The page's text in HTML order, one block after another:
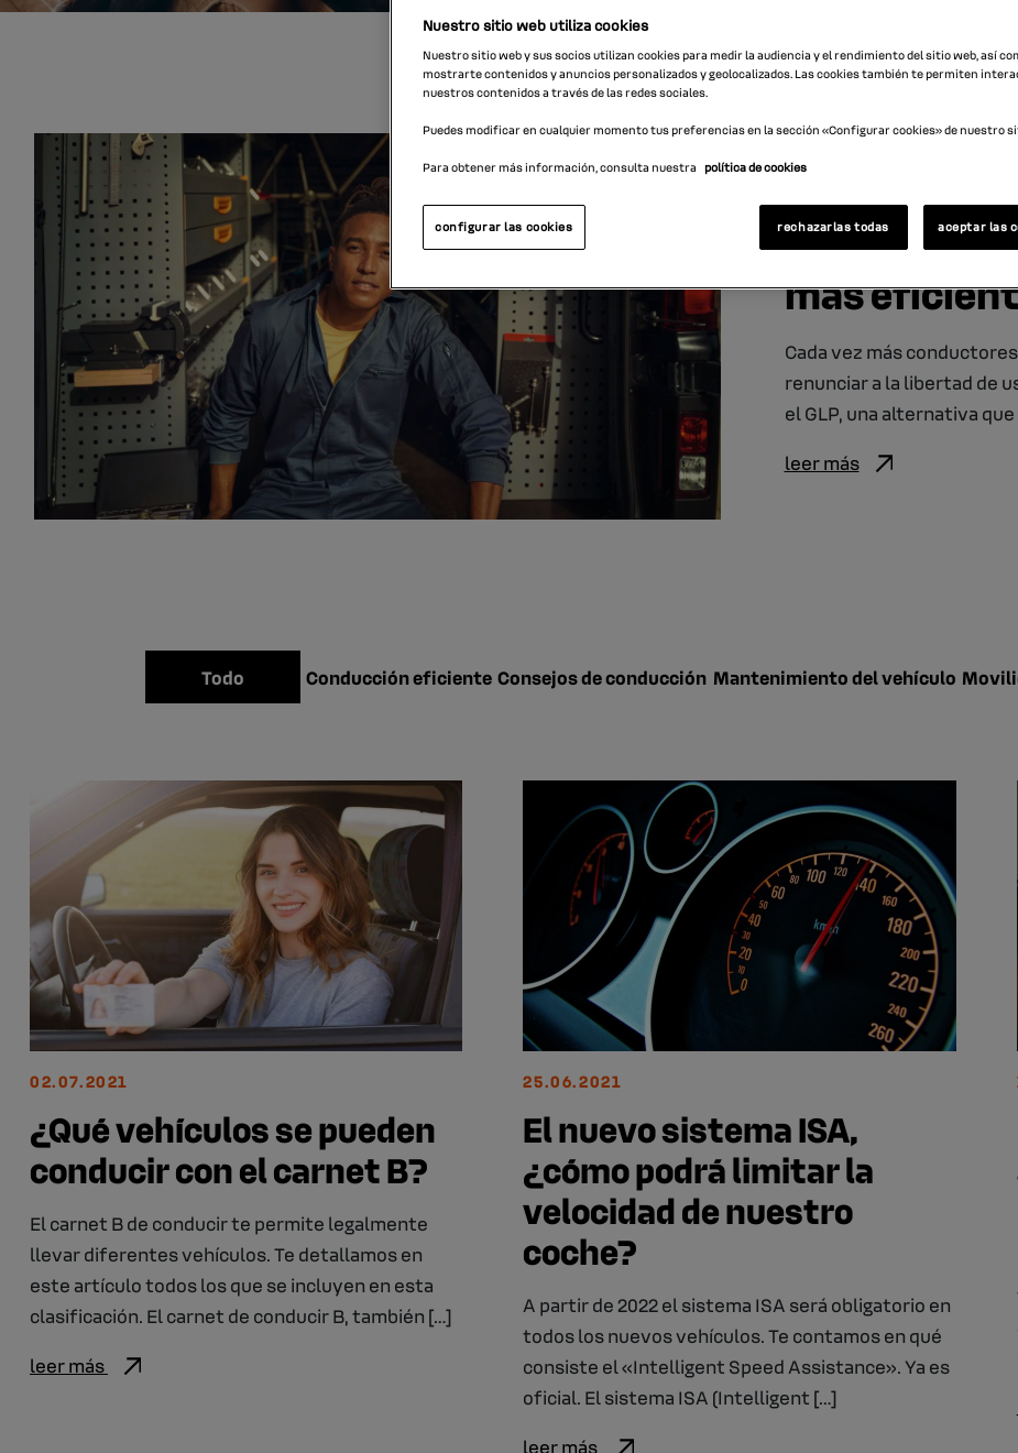
02.07.2021
¿Qué es
sobre el
más
Cada vez más
renunciar a la libertad de
el GLP, una alternativa que
leer más
Todo Conducción eficiente Consejos de conducción Mantenimiento del vehículo
02.07.2021
¿Qué vehículos se pueden
conducir con el carnet B?
El carnet B de conducir te permite legalmente
llevar diferentes vehículos. Te detallamos en
este artículo todos los que se incluyen en esta
clasificación. El carnet de conducir B, también […]
leer más
25.06.2021
El nuevo sistema ISA,
¿cómo podrá limitar la
velocidad de nuestro
coche?
A partir de 2022 el sistema ISA será obligatorio en
todos los nuevos vehículos. Te contamos en qué
consiste el «Intelligent Speed Assistance». Ya es
oficial. El sistema ISA (Intelligent […]
leer más
Nuestro sitio web utiliza cookies
Nuestro sitio web y sus socios utilizan cookies para medir la audiencia y el rendimiento del sitio web, así
mostrarte contenidos y anuncios personalizados y geolocalizados. Las cookies también te permiten
nuestros contenidos a través de las redes sociales.
Puedes modificar en cualquier momento tus preferencias en la sección «Configurar cookies» de nuestro
Para obtener más información, consulta nuestra política de cookies
configurar las cookies rechazarlas todas aceptar las